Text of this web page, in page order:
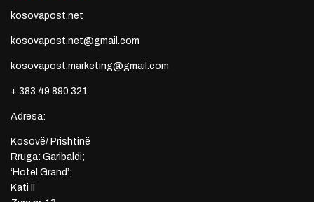
kosovapost.net
kosovapost.net@gmail.com
kosovapost.marketing@gmail.com
+ 383 49 890 321
Adresa:
Kosovë/ Prishtinë
Rruga: Garibaldi;
‘Hotel Grand’;
Kati II